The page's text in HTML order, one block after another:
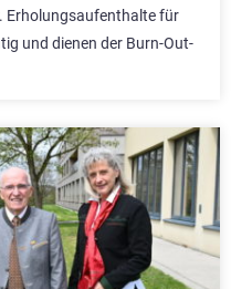
Erholungsaufenthalte für
und dienen der Burn-Out-